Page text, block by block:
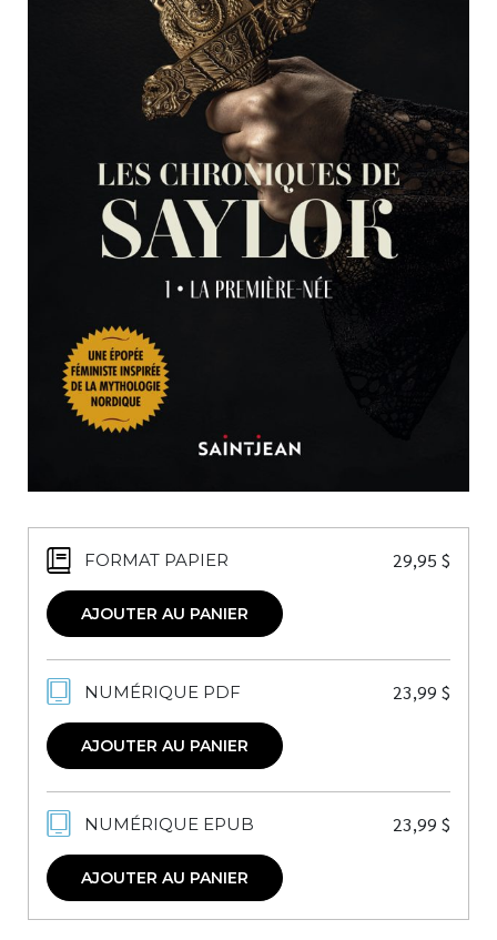
Meilleurs vendeurs
Page vedette
AUTEURS
À PROPOS
FORMAT PAPIER 29,95 $
AJOUTER AU PANIER
NUMÉRIQUE PDF 23,99 $
AJOUTER AU PANIER
NUMÉRIQUE EPUB 23,99 $
AJOUTER AU PANIER